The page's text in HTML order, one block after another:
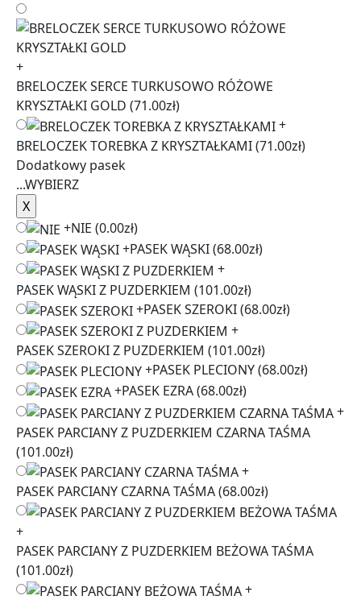
+
BRELOCZEK SERCE TURKUSOWO RÓŻOWE
KRYSZTAŁKI GOLD (71.00zł)
+
BRELOCZEK TOREBKA Z KRYSZTAŁKAMI(71.00zł)
Dodatkowy pasek
...WYBIERZ
+NIE (0.00zł)
+PASEK WĄSKI(68.00zł)
+
PASEK WĄSKI Z PUZDERKIEM (101.00zł)
+PASEK SZEROKI(68.00zł)
+
PASEK SZEROKI Z PUZDERKIEM (101.00zł)
+PASEK PLECIONY(68.00zł)
+PASEK EZRA(68.00zł)
+
PASEK PARCIANY Z PUZDERKIEM CZARNA TAŚMA
(101.00zł)
+
PASEK PARCIANY CZARNA TAŚMA(68.00zł)
+
PASEK PARCIANY Z PUZDERKIEM BEŻOWA TAŚMA
(101.00zł)
+